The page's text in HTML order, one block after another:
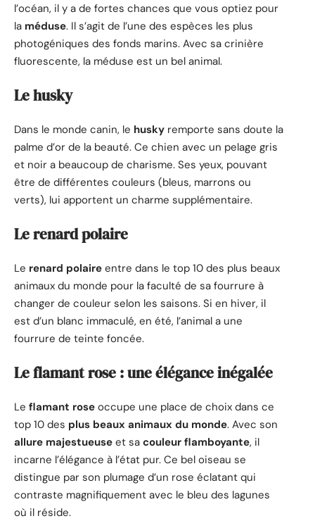
l’océan, il y a de fortes chances que vous optiez pour
la méduse. Il s’agit de l’une des espèces les plus
photogéniques des fonds marins. Avec sa crinière
fluorescente, la méduse est un bel animal.
Le husky
Dans le monde canin, le husky remporte sans doute la
palme d’or de la beauté. Ce chien avec un pelage gris
et noir a beaucoup de charisme. Ses yeux, pouvant
être de différentes couleurs (bleus, marrons ou
verts), lui apportent un charme supplémentaire.
Le renard polaire
Le renard polaire entre dans le top 10 des plus beaux
animaux du monde pour la faculté de sa fourrure à
changer de couleur selon les saisons. Si en hiver, il
est d’un blanc immaculé, en été, l’animal a une
fourrure de teinte foncée.
Le flamant rose : une élégance inégalée
Le flamant rose occupe une place de choix dans ce
top 10 des plus beaux animaux du monde. Avec son
allure majestueuse et sa couleur flamboyante, il
incarne l’élégance à l’état pur. Ce bel oiseau se
distingue par son plumage d’un rose éclatant qui
contraste magnifiquement avec le bleu des lagunes
où il réside.